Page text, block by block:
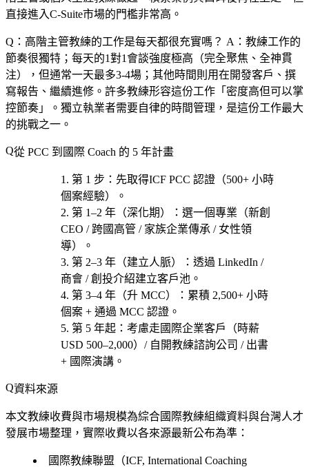
直接進入C-Suite市場的門檻非常高。
Q：高階主管教練的工作是每天都很充實嗎？ A：教練工作的
節奏很獨特；每天的1對1會談強度極高（完全聚焦、全神貫
注），但通常一天最多3-4場；其他時間則用在開發客戶、撰
寫報告、繼續進修。許多教練形容這份工作「密度高但可以掌
控節奏」。獨立執業者需要自律的時間管理，是這份工作最大
的挑戰之一。
從 PCC 到國際 Coach 的 5 年計畫
第 1 步 ：先取得ICF PCC 認證 （500+ 小時
個案經驗）。
第 1–2 年（深化期）
：選一個專業（新創
CEO / 跨國高管 / 家族企業傳承 / 女性領
導）。
第 2–3 年（建立人脈）
：透過 LinkedIn /
商會 / 創投介紹建立客戶池。
第 3–4 年（升 MCC）
：累積 2,500+ 小時
個案 + 通過 MCC 認證。
第 5 年起 ：考慮走國際企業客戶（時薪
USD 500–2,000）/ 自開教練諮詢公司 / 出書
+ 國際演講 。
資料來源
本文教練收費與市場規模為綜合國際教練組織資料與台灣人才
發展市場整理，實際收費以各來源最新公布為準：
國際教練聯盟（ICF, International Coaching